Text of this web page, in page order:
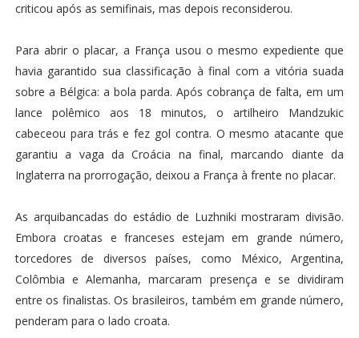
criticou após as semifinais, mas depois reconsiderou.
Para abrir o placar, a França usou o mesmo expediente que
havia garantido sua classificação à final com a vitória suada
sobre a Bélgica: a bola parda. Após cobrança de falta, em um
lance polêmico aos 18 minutos, o artilheiro Mandzukic
cabeceou para trás e fez gol contra. O mesmo atacante que
garantiu a vaga da Croácia na final, marcando diante da
Inglaterra na prorrogação, deixou a França à frente no placar.
As arquibancadas do estádio de Luzhniki mostraram divisão.
Embora croatas e franceses estejam em grande número,
torcedores de diversos países, como México, Argentina,
Colômbia e Alemanha, marcaram presença e se dividiram
entre os finalistas. Os brasileiros, também em grande número,
penderam para o lado croata.